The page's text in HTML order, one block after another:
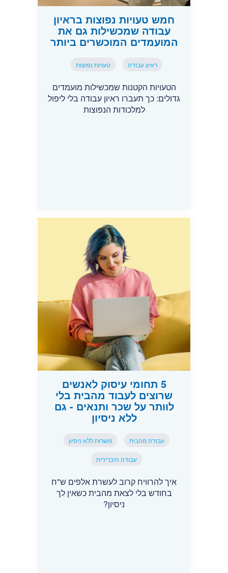
חמש טעויות נפוצות בראיון
עבודה שמכשילות גם את
המועמדים המוכשרים ביותר
ראיון עבודה טעויות נפוצות
הטעויות הקטנות שמכשילות מועמדים
גדולים: כך תעברו ראיון עבודה בלי ליפול
למלכודות הנפוצות
5 תחומי עיסוק לאנשים
שרוצים לעבוד מהבית בלי
לוותר על שכר ותנאים - גם
ללא ניסיון
עבודה מהבית משרות ללא ניסיון
עבודה היברידית
איך להרוויח קרוב לעשרת אלפים ש"ח
בחודש בלי לצאת מהבית כשאין לך
ניסיון?